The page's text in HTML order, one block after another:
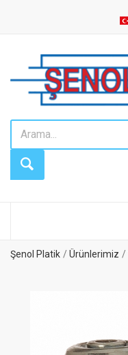
Şenol Platik Ürünlerimiz